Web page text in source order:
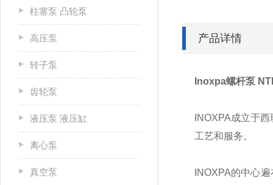
柱塞泵 凸轮泵
高压泵
转子泵
齿轮泵
液压泵 液压缸
离心泵
真空泵
产品详情
Inoxpa螺杆泵
INOXPA成立于
工艺和服务。
INOXPA的中心